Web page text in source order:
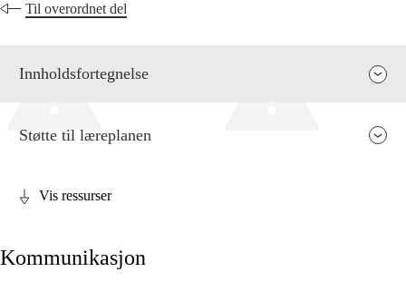
Til overordnet del
Innholdsfortegnelse
Kjerneelementer
Støtte til læreplanen
Vis ressurser
Kommunikasjon